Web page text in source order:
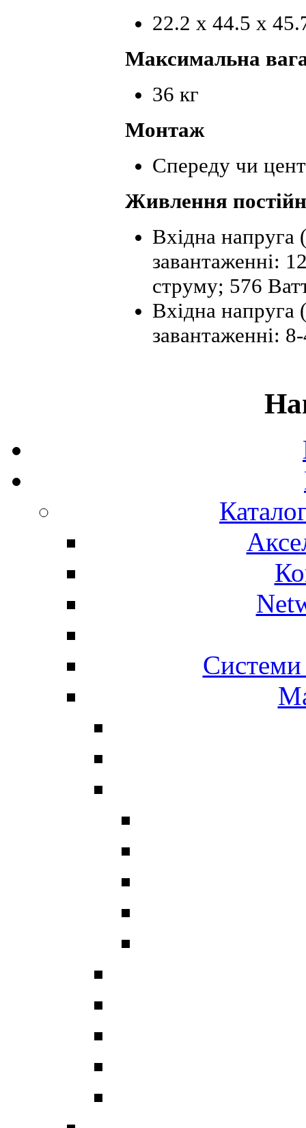
22.2 x 44.5 x
Максимальна
36 кг
Монтаж
Спереду чи
Живлення
Вхідна
завантаженні:
струму; 576
Вхідна
завантаженні:
Системи